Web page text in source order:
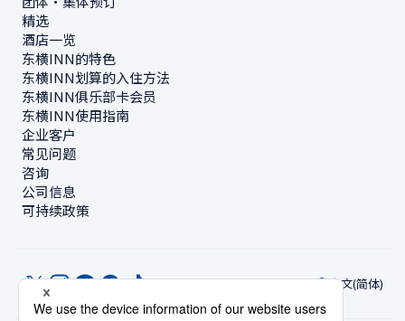
精选
酒店一览
东横INN的特色
东横INN划算的入住方法
东横INN俱乐部卡会员
东横INN使用指南
企业客户
常见问题
咨询
公司信息
可持续政策
中文(简体)